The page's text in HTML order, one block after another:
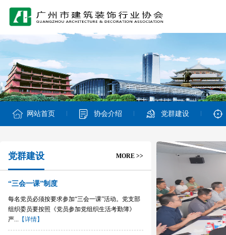
网站首页 协会介绍 党群建设
MORE >>
党群建设
“三会一课”制度
每名党员必须按要求参加“三会一课”活动。党支部
组织委员要按照《党员参加党组织生活考勤簿》
严...
【详情】